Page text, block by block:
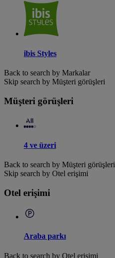
ibis Styles
Back to search by Markalar
Skip search by Müşteri görüşleri
Müşteri görüşleri
4 ve üzeri
Back to search by Müşteri görüşleri
Skip search by Otel erişimi
Otel erişimi
Araba parkı
Back to search by Otel erişimi